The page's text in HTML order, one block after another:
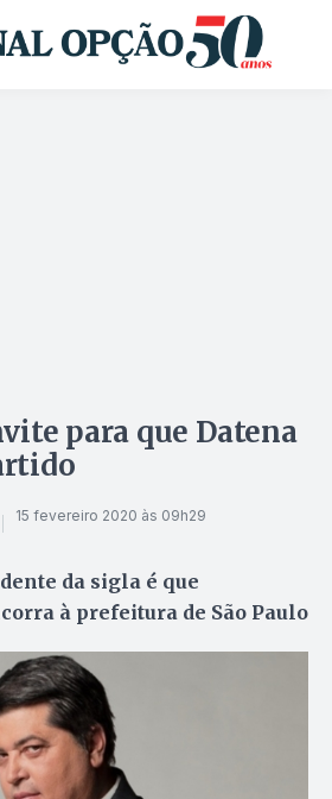
para que Datena
15 fevereiro 2020 às 09h29
da sigla é que
à prefeitura de São Paulo